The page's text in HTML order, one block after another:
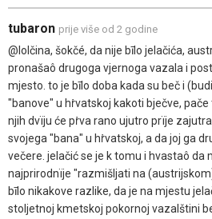
tubaron prije više od 2 godine
@lolčina, šokčé, da nije bīlo jelačića,
pronašaô drugoga vjernoga vazala i
mjesto. to je bīlo doba kada su beč i
"banove" u hṙvatskoj kakoti bječve,
njih dvïju će pṙva rano ujutro prïje
svojega "bana" u hṙvatskoj, a da joj ga
večere. jelačić se je k tomu i hvastaô da
najprirodnïje "razmišljati na
bīlo nikakove razlike, da je na mjestu
stoljetnoj kmetskoj pokornoj vazalštini